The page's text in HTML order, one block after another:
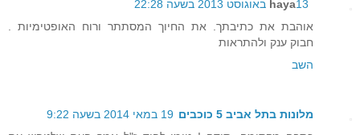
haya13 באוגוסט 2013 בשעה 22:28
אוהבת את כתיבתך. את החיוך המסתתר ורוח האופטימיות .
חבוק ענק ולהתראות
השב
מלונות בתל אביב 5 כוכבים
19 במאי 2014 בשעה 9:22